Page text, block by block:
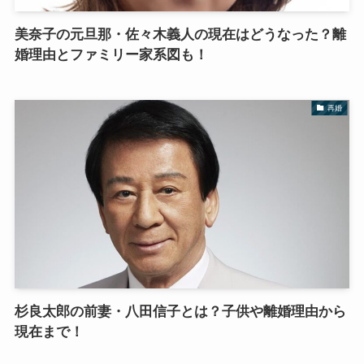
美奈子の元旦那・佐々木義人の現在はどうなった？離
婚理由とファミリー家系図も！
再婚
杉良太郎の前妻・八田信子とは？子供や離婚理由から
現在まで！